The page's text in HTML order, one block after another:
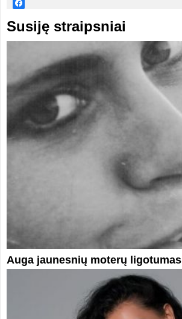
Susiję straipsniai
Auga jaunesnių moterų ligotumas